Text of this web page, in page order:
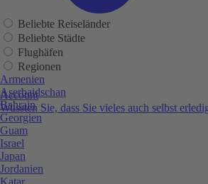
Account
Wussten Sie, dass Sie vieles auch selbst
Beliebte Reiseländer
Beliebte Städte
Flughäfen
Regionen
Armenien
Aserbaidschan
Bahrain
Georgien
Guam
Israel
Japan
Jordanien
Katar